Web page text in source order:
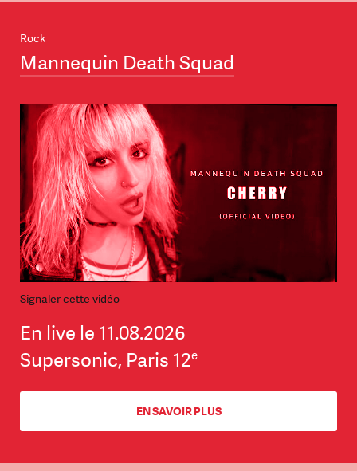
Rock
Mannequin Death Squad
Signaler cette vidéo
En live le 11.08.2026
Supersonic, Paris 12e
EN SAVOIR PLUS